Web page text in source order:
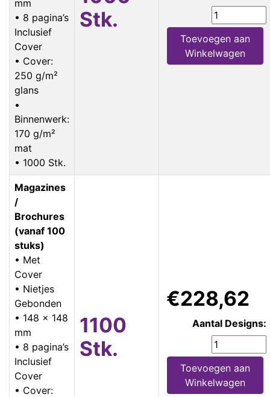
mm
• 8 pagina’s
Inclusief
Cover
• Cover:
250 g/m²
glans
•
Binnenwerk:
170 g/m²
mat
• 1000 Stk.
Stk.
Toevoegen aan
Winkelwagen
Magazines
/
Brochures
(vanaf 100
stuks)
• Met
Cover
• Nietjes
Gebonden
• 148 x 148
mm
• 8 pagina’s
Inclusief
Cover
• Cover:
1100
Stk.
€228,62
Aantal Designs:
Toevoegen aan
Winkelwagen